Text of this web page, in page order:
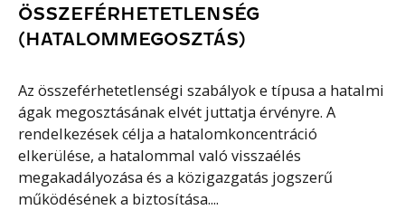
ÖSSZEFÉRHETETLENSÉG
(HATALOMMEGOSZTÁS)
Az összeférhetetlenségi szabályok e típusa a hatalmi
ágak megosztásának elvét juttatja érvényre. A
rendelkezések célja a hatalomkoncentráció
elkerülése, a hatalommal való visszaélés
megakadályozása és a közigazgatás jogszerű
működésének a biztosítása....